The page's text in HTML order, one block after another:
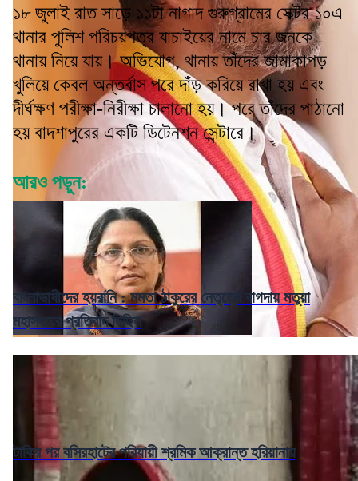
১৮ জুলাই রাত সাড়ে ১১টা নাগাদ গুরুগ্রামের সেক্টর ১০এ
থানার পুলিশ পরিচয়পত্র যাচাইয়ের নামে চার জনকে
থানায় নিয়ে যায়। অভিযোগ, থানায় তাঁদের জামাকাপড়
খুলিয়ে কেবল অন্তর্বাস পরে দাঁড় করিয়ে রাখা হয় এবং
দীর্ঘক্ষণ পরীক্ষা-নিরীক্ষা চালানো হয়। পরে তাঁদের পাঠানো
হয় বাদশাপুরের একটি ডিটেনশন সেন্টারে।
আরও পড়ুন:
বাংলাভাষীদের হয়রানি : মমতা ঠাকুরের নেতৃত্বে বাগদায় মতুয়া
মহাসংঘের প্রতিবাদ মিছিল
টাকির পর বসিরহাটের পরিযায়ী শ্রমিক আক্রান্ত হরিয়ানায়